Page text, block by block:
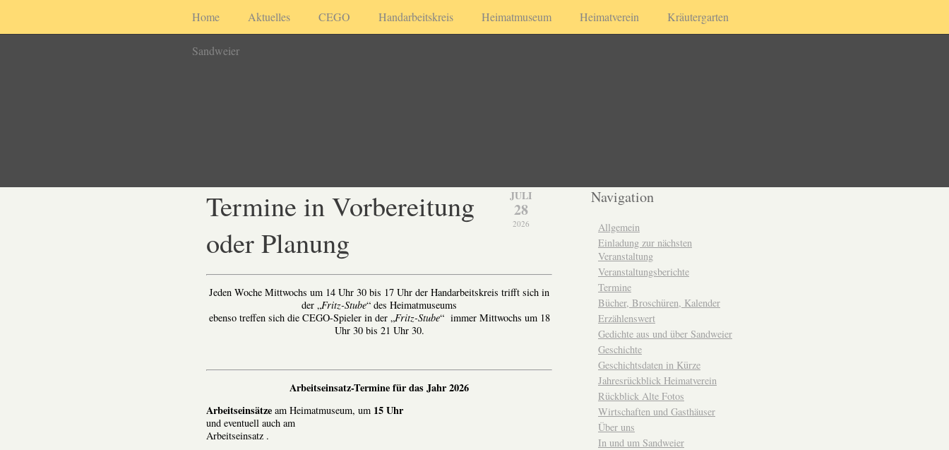
Home Aktuelles CEGO Handarbeitskreis Heimatmuseum Heimatverein Kräutergarten
Sandweier
JULI
28
2026
Termine in Vorbereitung
oder Planung
Jeden Woche Mittwochs um 14 Uhr 30 bis 17 Uhr der Handarbeitskreis trifft sich in
der „Fritz-Stube“ des Heimatmuseums
ebenso treffen sich die CEGO-Spieler in der „Fritz-Stube“ immer Mittwochs um 18
Uhr 30 bis 21 Uhr 30.
Arbeitseinsatz-Termine für das Jahr 2026
Arbeitseinsätze am Heimatmuseum, um 15 Uhr
und eventuell auch am
Arbeitseinsatz .
Navigation
Allgemein
Einladung zur nächsten
Veranstaltung
Veranstaltungsberichte
Termine
Bücher, Broschüren, Kalender
Erzählenswert
Gedichte aus und über Sandweier
Geschichte
Geschichtsdaten in Kürze
Jahresrückblick Heimatverein
Rückblick Alte Fotos
Wirtschaften und Gasthäuser
Über uns
In und um Sandweier